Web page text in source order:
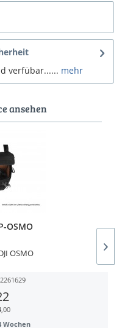
verfübar...... mehr
ansehen
OSMO
OSMO
Wochen